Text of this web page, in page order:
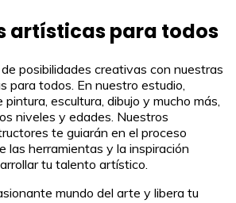
artísticas para todos
posibilidades creativas con nuestras
para todos. En nuestro estudio,
escultura, dibujo y mucho más,
niveles y edades. Nuestros
te guiarán en el proceso
las herramientas y la inspiración
tu talento artístico.
mundo del arte y libera tu